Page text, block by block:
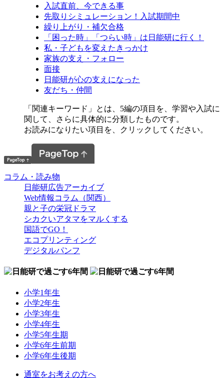
入試直前、今できる事
先取りシミュレーション！入試期間中
繰り上がり・補欠合格
「困った時」「つらい時」は日能研に行く！
私・子どもを変えたきっかけ
家族の支え・フォロー
面接
日能研が心の支えになった
友だち・仲間
「関連キーワード」とは、5編の項目を、学習や入試に
関して、さらに具体的に分類したものです。
お読みになりたい項目を、クリックしてください。
コラム・読み物
日能研広告アーカイブ
Web情報コラム（関西）
親と子の栄冠ドラマ
シカクいアタマをマルくする
国語でGO！
エコプリンティング
デジタルパンフ
小学1年生
小学2年生
小学3年生
小学4年生
小学5年生期
小学6年生前期
小学6年生後期
通室をお考えの方へ